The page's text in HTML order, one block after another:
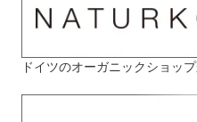
ドイツのオーガニックショッ